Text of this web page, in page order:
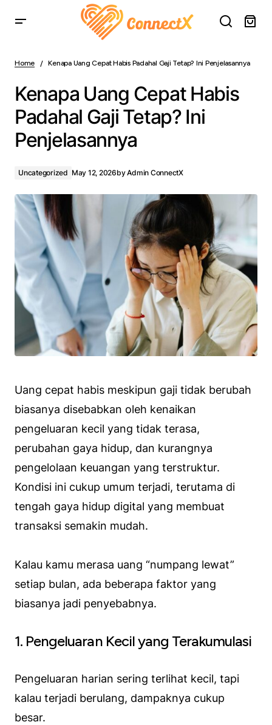
Penjelasannya
Home Kenapa Uang Cepat Habis Padahal Gaji Tetap? Ini Penjelasannya
Kenapa Uang Cepat Habis
Padahal Gaji Tetap? Ini
Penjelasannya
Uncategorized May 12, 2026byAdmin ConnectX
Uang cepat habis meskipun gaji tidak berubah
biasanya disebabkan oleh kenaikan
pengeluaran kecil yang tidak terasa,
perubahan gaya hidup, dan kurangnya
pengelolaan keuangan yang terstruktur.
Kondisi ini cukup umum terjadi, terutama di
tengah gaya hidup digital yang membuat
transaksi semakin mudah.
Kalau kamu merasa uang “numpang lewat”
setiap bulan, ada beberapa faktor yang
biasanya jadi penyebabnya.
1. Pengeluaran Kecil yang Terakumulasi
Pengeluaran harian sering terlihat kecil, tapi
kalau terjadi berulang, dampaknya cukup
besar.